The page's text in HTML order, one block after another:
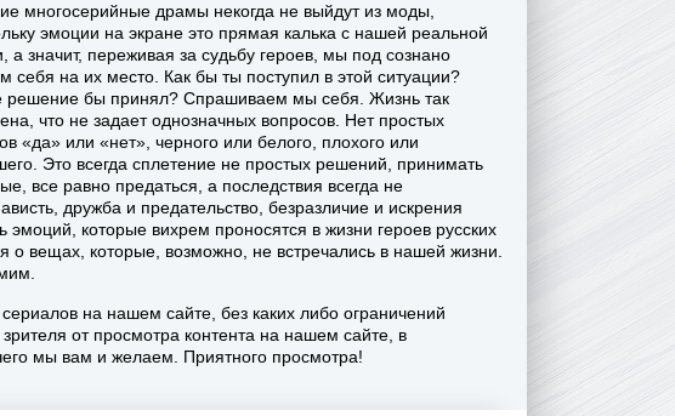
многосерийные драмы некогда не выйдут из моды,
эмоции на экране это прямая калька с нашей реальной
а значит, переживая за судьбу героев, мы под сознано
себя на их место. Как бы ты поступил в этой ситуации?
решение бы принял? Спрашиваем мы себя. Жизнь так
что не задает однозначных вопросов. Нет простых
«да» или «нет», черного или белого, плохого или
Это всегда сплетение не простых решений, принимать
все равно предаться, а последствия всегда не
дружба и предательство, безразличие и искрения
которые вихрем проносятся в жизни героев русских
о вещах, которые, возможно, не встречались в нашей жизни.
на нашем сайте, без каких либо ограничений
от просмотра контента на нашем сайте, в
мы вам и желаем. Приятного просмотра!